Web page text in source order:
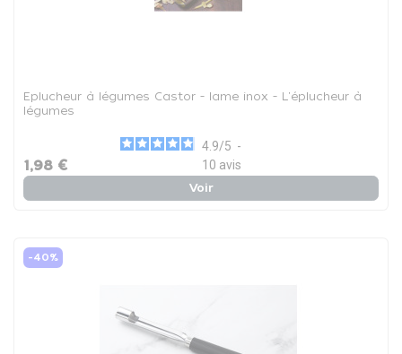
Eplucheur à légumes Castor - lame inox - L'éplucheur à
légumes
4.9/5 -
10 avis
1,98 €
Voir
-40%